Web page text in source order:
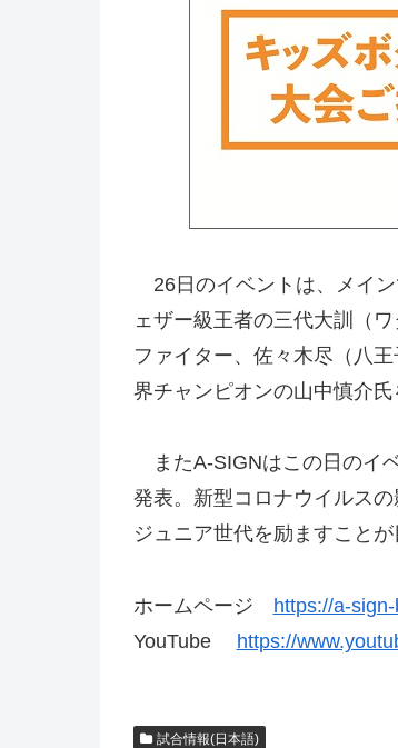
26日のイベントは、メイン
ェザー級王者の三代大訓（
ファイター、佐々木尽（八
界チャンピオンの山中慎介氏
またA-SIGNはこの日のイ
発表。新型コロナウイルス
ジュニア世代を励ますこと
ホームページ https://a-
YouTube https://
試合情報(日本語)